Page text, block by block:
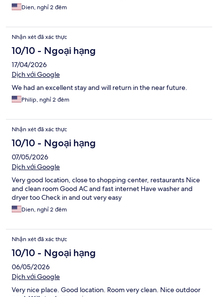
Dien, nghỉ 2 đêm
Nhận xét đã xác thực
10/10 - Ngoại hạng
17/04/2026
Dịch với Google
We had an excellent stay and will return in the near future.
Philip, nghỉ 2 đêm
Nhận xét đã xác thực
10/10 - Ngoại hạng
07/05/2026
Dịch với Google
Very good location, close to shopping center, restaurants Nice
and clean room Good AC and fast internet Have washer and
dryer too Check in and out very easy
Dien, nghỉ 2 đêm
Nhận xét đã xác thực
10/10 - Ngoại hạng
06/05/2026
Dịch với Google
Very nice place. Good location. Room very clean. Nice outdoor